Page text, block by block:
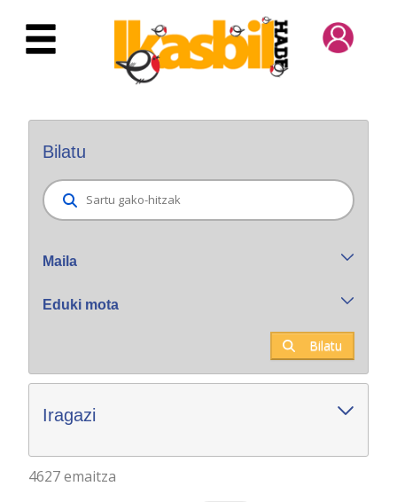
Eduki nagusira joan
Bilatu
Maila
Eduki mota
Bilatu
Iragazi
4627 emaitza